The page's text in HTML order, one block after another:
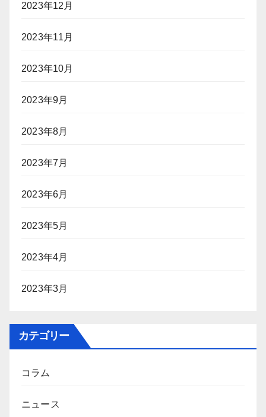
2023年12月
2023年11月
2023年10月
2023年9月
2023年8月
2023年7月
2023年6月
2023年5月
2023年4月
2023年3月
カテゴリー
コラム
ニュース